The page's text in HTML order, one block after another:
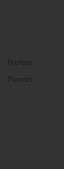
Profese:
Živnosti: